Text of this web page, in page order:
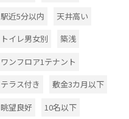
駅近5分以内
天井高い
トイレ男女別
築浅
ワンフロア1テナント
テラス付き
敷金3カ月以下
眺望良好
10名以下